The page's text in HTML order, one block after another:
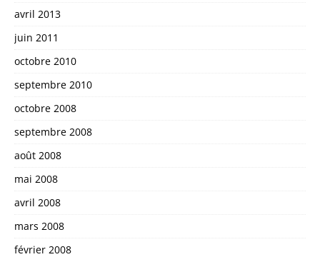
avril 2013
juin 2011
octobre 2010
septembre 2010
octobre 2008
septembre 2008
août 2008
mai 2008
avril 2008
mars 2008
février 2008